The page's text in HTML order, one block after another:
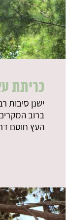
כריתת
ישנן סיבות
ברוב
העץ חוסם